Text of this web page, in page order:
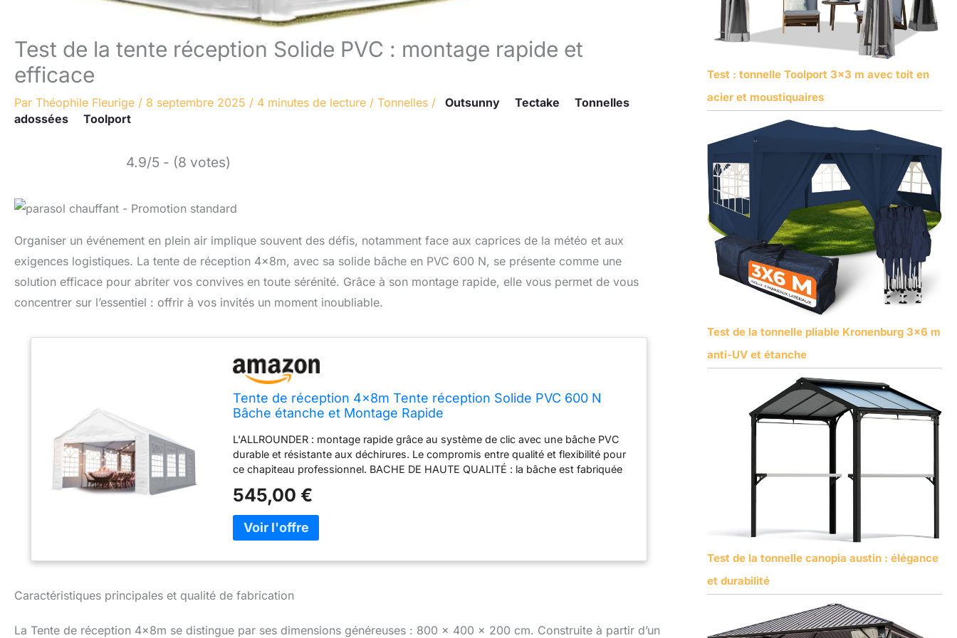
Test de la tente réception Solide PVC : montage rapide et
efficace
Par Théophile Fleurige / 8 septembre 2025 / 4 minutes de lecture / Tonnelles / Outsunny Tectake
Tonnelles
adossées
Toolport
4.9/5 - (8 votes)
Organiser un événement en plein air implique souvent des défis, notamment face aux caprices de la météo et aux
exigences logistiques. La tente de réception 4x8m, avec sa solide bâche en PVC 600 N, se présente comme une
solution efficace pour abriter vos convives en toute sérénité. Grâce à son montage rapide, elle vous permet de vous
concentrer sur l’essentiel : offrir à vos invités un moment inoubliable.
Tente de réception 4x8m Tente réception Solide PVC 600 N
Bâche étanche et Montage Rapide
L'ALLROUNDER : montage rapide grâce au système de clic avec une bâche PVC
durable et résistante aux déchirures. Le compromis entre qualité et flexibilité pour
ce chapiteau professionnel. BACHE DE HAUTE QUALITÉ : la bâche est fabriquée
fabriquée en une seule pièce pour une meilleure stabilité. SYSTÈME DE CLIC :
seuls des tubes d'acier entièrement galvanisés sont utilisés pour cette tente de
réception. La structure en acier se monte en peu de temps sans outils grâce à un
système de clic de haute qualité. TOUT INCLUS : La livraison comprend tout le
matériel nécessaire pour monter le pavillon. Pour une fixation sûre, nous ajoutons
réception avec structure en acier, bâche de toit, éléments latéraux, éléments de
pignon, câbles de tension, ancrages pour sol meuble et instructions de montage.
545,00 €
Caractéristiques principales et qualité de fabrication
La Tente de réception 4x8m se distingue par ses dimensions généreuses : 800 x 400 x 200 cm. Construite à partir d’un
Test : tonnelle Toolport 3×3 m avec toit en
acier et moustiquaires
Test de la tonnelle pliable Kronenburg 3×6 m
anti-UV et étanche
Test de la tonnelle canopia austin : élégance
et durabilité